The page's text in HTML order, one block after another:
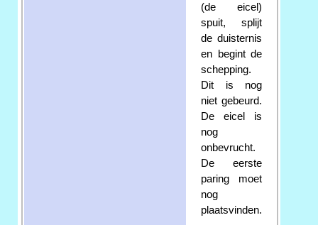
(de eicel)
spuit, splijt
de duisternis
en begint de
schepping.
Dit is nog
niet gebeurd.
De eicel is
nog
onbevrucht.
De eerste
paring moet
nog
plaatsvinden.